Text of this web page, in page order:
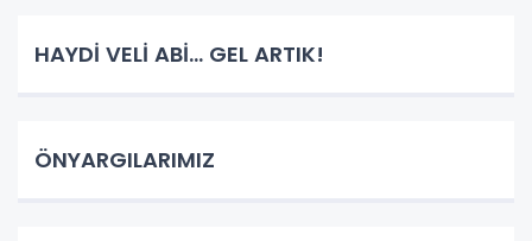
HAYDİ VELİ ABİ... GEL ARTIK!
ÖNYARGILARIMIZ